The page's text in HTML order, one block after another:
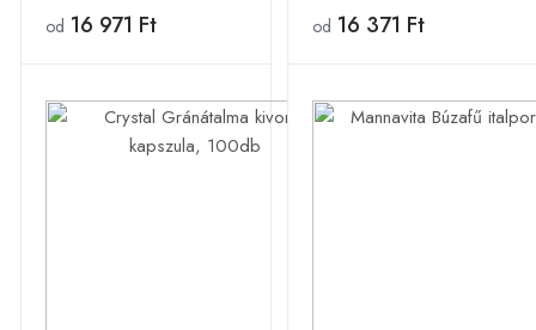
od 16 971 Ft od 16 371 Ft